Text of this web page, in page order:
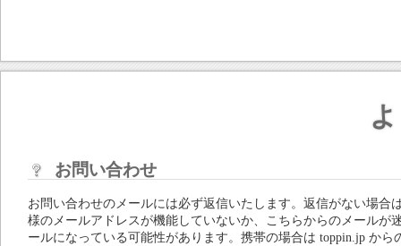
お問い合わせ
お問い合わせのメールには必ず返信いたします。返信がない場合
様のメールアドレスが機能していないか、こちらからのメールが
ールになっている可能性があります。携帯の場合は toppin.jp から